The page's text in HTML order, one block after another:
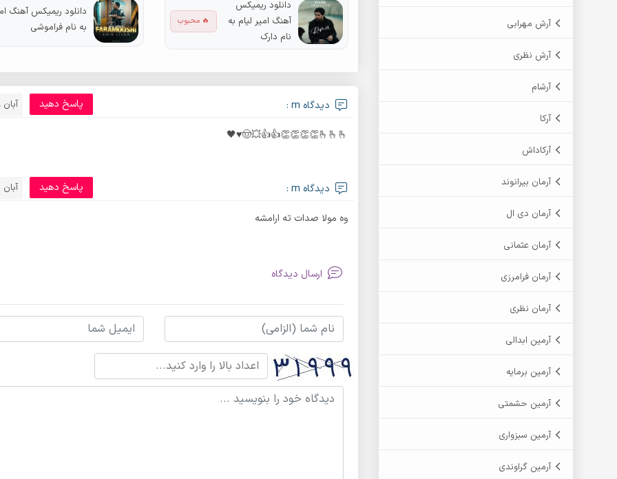
آرش مهرابی
آرش نظری
آرشام
آرکا
آرکاداش
آرمان بیرانوند
آرمان دی ال
آرمان عثمانی
آرمان فرامرزی
آرمان نظری
آرمین ابدالی
آرمین برمایه
آرمین حشمتی
آرمین سبزواری
آرمین گراوندی
دانلود ریمیکس
آهنگ امیر لیام به
نام دارک
🔥 محبوب
دانلود ریمیکس آهنگ
به نام فراموشی
دیدگاه m : آبان 28, 1403 پاسخ دهید
🫰🫰🫰👏👏👏👏👍👍💥🤠♥️🖤
دیدگاه m : آبان 29, 1403 پاسخ دهید
وه مولا صدات ته ارامشه
ارسال دیدگاه